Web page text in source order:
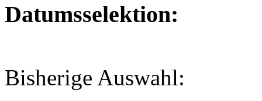
Datumsselektion:
Bisherige Auswahl: